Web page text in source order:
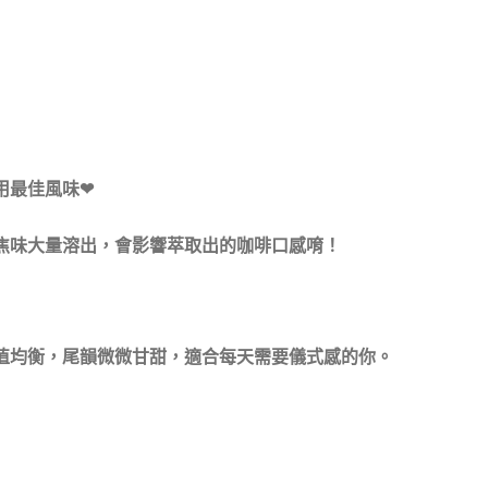
最佳風味❤​
大量溶出，會影響萃取出的咖啡口感唷！​
衡，尾韻微微甘甜，適合每天需要儀式感的你。